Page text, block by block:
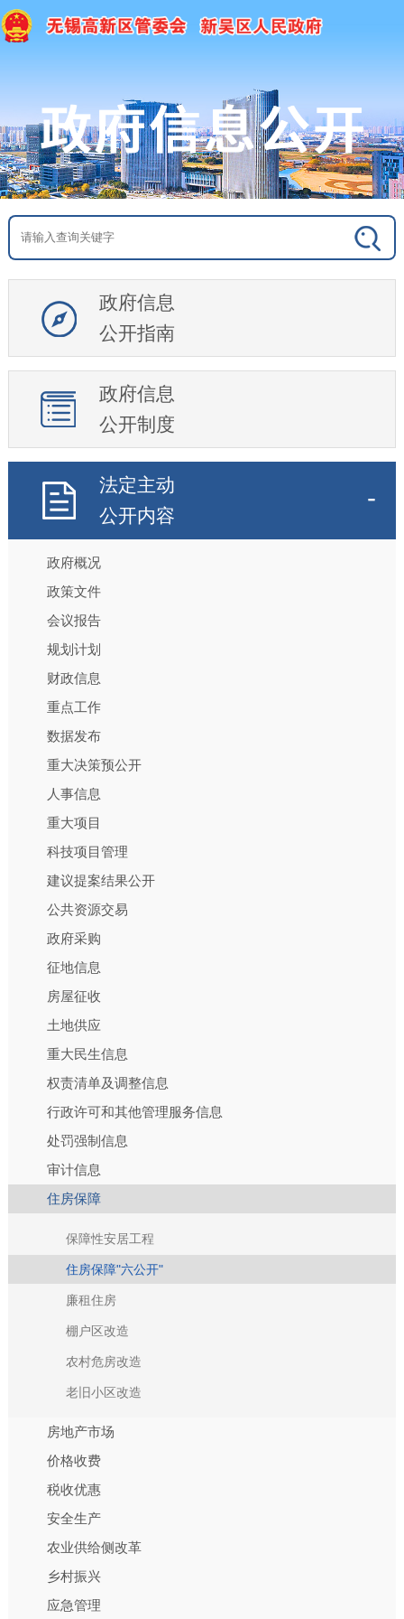
政府信息
公开指南
政府信息
公开制度
法定主动
公开内容
政府概况
政策文件
会议报告
规划计划
财政信息
重点工作
数据发布
重大决策预公开
人事信息
重大项目
科技项目管理
建议提案结果公开
公共资源交易
政府采购
征地信息
房屋征收
土地供应
重大民生信息
权责清单及调整信息
行政许可和其他管理服务信息
处罚强制信息
审计信息
住房保障
保障性安居工程
住房保障"六公开"
廉租住房
棚户区改造
农村危房改造
老旧小区改造
房地产市场
价格收费
税收优惠
安全生产
农业供给侧改革
乡村振兴
应急管理